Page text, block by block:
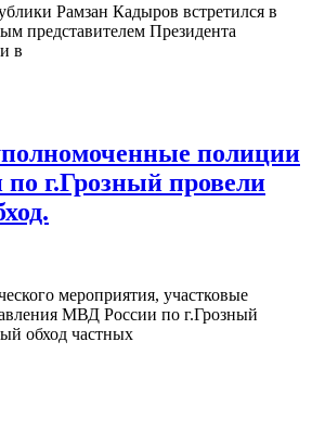
Рамзан Кадыров встретился в
представителем Президента
в
полиции
г.Грозный провели
мероприятия, участковые
МВД России по г.Грозный
обход частных